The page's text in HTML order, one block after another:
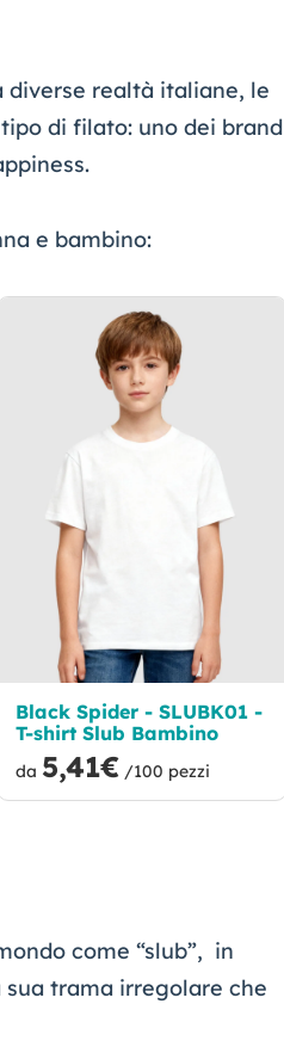
realtà italiane, le
di filato: uno dei brand
.
e bambino:
Black Spider - SLUBK01 -
T-shirt Slub Bambino
da 5,41€ /100 pezzi
come “slub”, in
trama irregolare che